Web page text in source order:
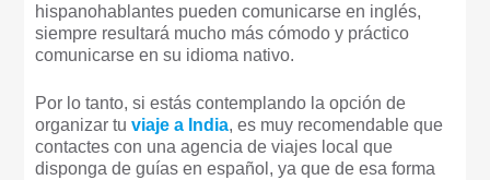
hispanohablantes pueden comunicarse en inglés,
siempre resultará mucho más cómodo y práctico
comunicarse en su idioma nativo.
Por lo tanto, si estás contemplando la opción de
organizar tuviaje a India, es muy recomendable que
contactes con una agencia de viajes local que
disponga de guías en español, ya que de esa forma